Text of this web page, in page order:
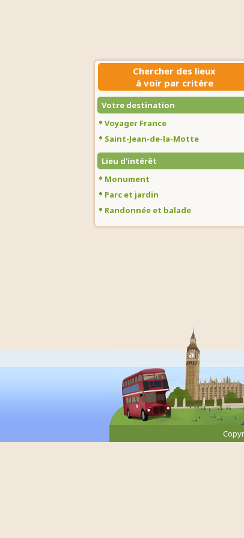
Chercher des lieux
à voir par critère
Votre destination
Voyager France
Saint-Jean-de-la-Motte
Lieu d'intérêt
Monument
Parc et jardin
Randonnée et balade